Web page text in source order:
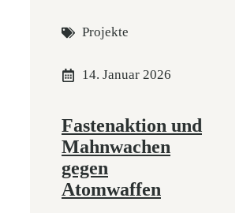
Projekte
14. Januar 2026
Fastenaktion und
Mahnwachen
gegen
Atomwaffen